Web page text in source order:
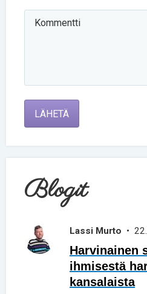
LÄHETÄ
Blogit
Lassi Murto •
Harvinainen
ihmisestä
kansalaista